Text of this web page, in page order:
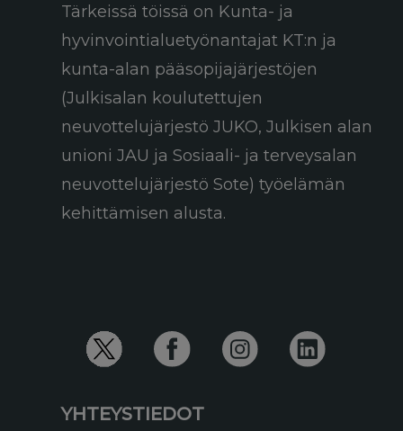
Tärkeissä töissä on Kunta- ja
hyvinvointialuetyönantajat KT:n ja
kunta-alan pääsopijajärjestöjen
(Julkisalan koulutettujen
neuvottelujärjestö JUKO, Julkisen alan
unioni JAU ja Sosiaali- ja terveysalan
neuvottelujärjestö Sote) työelämän
kehittämisen alusta.
YHTEYSTIEDOT